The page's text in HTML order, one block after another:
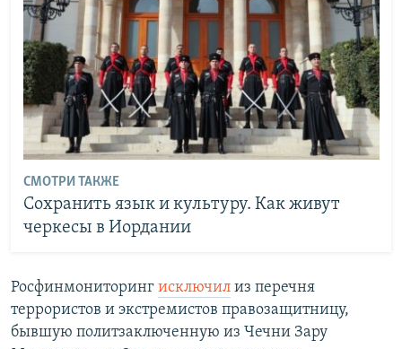
СМОТРИ ТАКЖЕ
Сохранить язык и культуру. Как живут
черкесы в Иордании
Росфинмониторинг исключил из перечня
террористов и экстремистов правозащитницу,
бывшую политзаключенную из Чечни Зару